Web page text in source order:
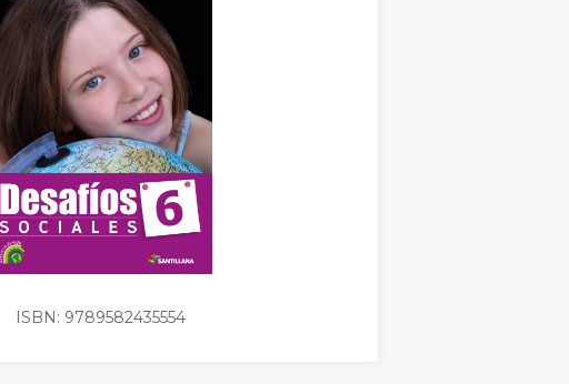
ISBN: 9789582435554